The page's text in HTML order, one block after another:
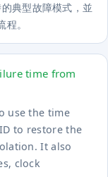
典型故障模式，並
。
time from
use the time
to restore the
It also
clock